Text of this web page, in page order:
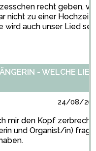
recht geben,
nicht zu einer Hochzeit.
wird auch unser Lied
- WELCHE
24/08/
mir den Kopf
und Organist/in)